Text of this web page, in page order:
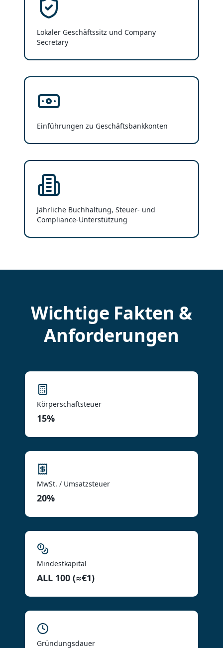
Lokaler Geschäftssitz und Company
Secretary
Einführungen zu Geschäftsbankkonten
Jährliche Buchhaltung, Steuer- und
Compliance-Unterstützung
Wichtige Fakten &
Anforderungen
Körperschaftsteuer
15%
MwSt. / Umsatzsteuer
20%
Mindestkapital
ALL 100 (≈€1)
Gründungsdauer